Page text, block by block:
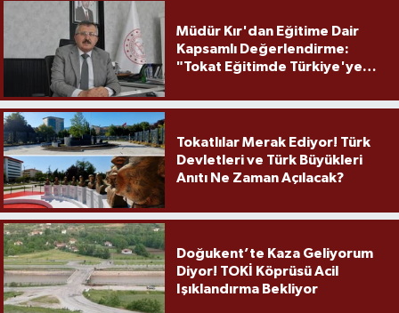
Müdür Kır'dan Eğitime Dair
Kapsamlı Değerlendirme:
"Tokat Eğitimde Türkiye'ye
Tokatlılar Merak Ediyor! Türk
Devletleri ve Türk Büyükleri
Anıtı Ne Zaman Açılacak?
Doğukent’te Kaza Geliyorum
Diyor! TOKİ Köprüsü Acil
Işıklandırma Bekliyor